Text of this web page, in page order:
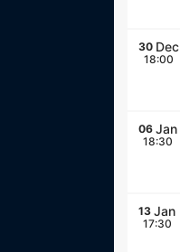
30 Dec
18:00
06 Jan
18:30
13 Jan
17:30